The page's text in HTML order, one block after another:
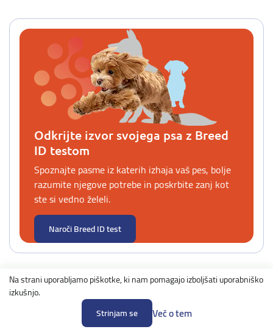
Na strani uporabljamo piškotke, ki nam pomagajo izboljšati uporabniško
izkušnjo.
Strinjam se
Več o tem
Odkrijte izvor svojega psa z Breed
ID testom
Spoznajte pasme iz katerih izhaja vaš pes, bolje
razumite njegove potrebe in poskrbite zanj kot
ste si vedno želeli.
Naroči Breed ID test